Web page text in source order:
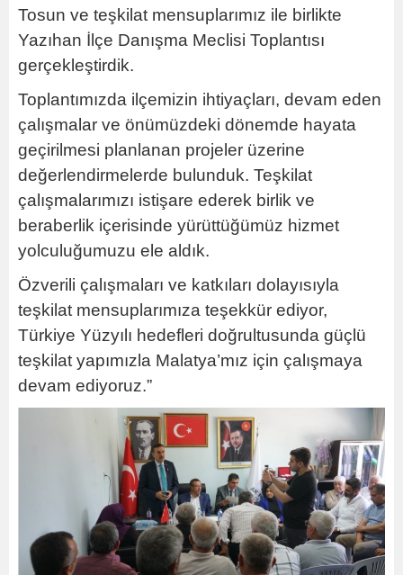
Tosun ve teşkilat mensuplarımız ile birlikte
Yazıhan İlçe Danışma Meclisi Toplantısı
gerçekleştirdik.
Toplantımızda ilçemizin ihtiyaçları, devam eden
çalışmalar ve önümüzdeki dönemde hayata
geçirilmesi planlanan projeler üzerine
değerlendirmelerde bulunduk. Teşkilat
çalışmalarımızı istişare ederek birlik ve
beraberlik içerisinde yürüttüğümüz hizmet
yolculuğumuzu ele aldık.
Özverili çalışmaları ve katkıları dolayısıyla
teşkilat mensuplarımıza teşekkür ediyor,
Türkiye Yüzyılı hedefleri doğrultusunda güçlü
teşkilat yapımızla Malatya’mız için çalışmaya
devam ediyoruz.”